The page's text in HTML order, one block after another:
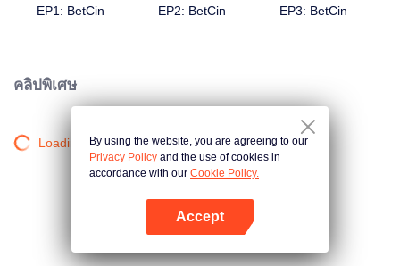
EP1: BetCin EP2: BetCin EP3: BetCin
คลิปพิเศษ
Loading…By using the website, you are agreeing to our
Privacy Policy and the use of cookies in
accordance with our Cookie Policy.
Accept